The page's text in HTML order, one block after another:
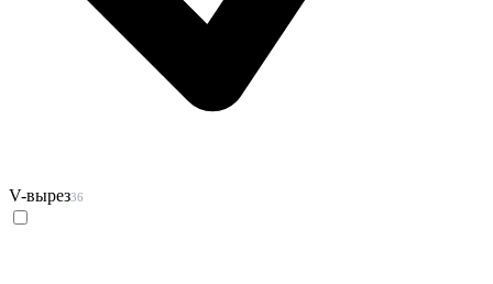
V-вырез36